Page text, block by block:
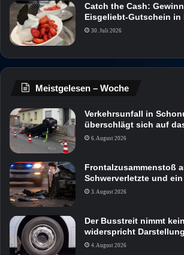
Catch the Cash:
Eisgeliebt-Gutschein in
30. Juli 2026
Meistgelesen – Woche
Verkehrsunfall in
überschlägt sich auf
6. August 2026
Frontalzusammenstoß
Schwerverletzte und
3. August 2026
Der Busstreit nimmt
widerspricht
4. August 2026